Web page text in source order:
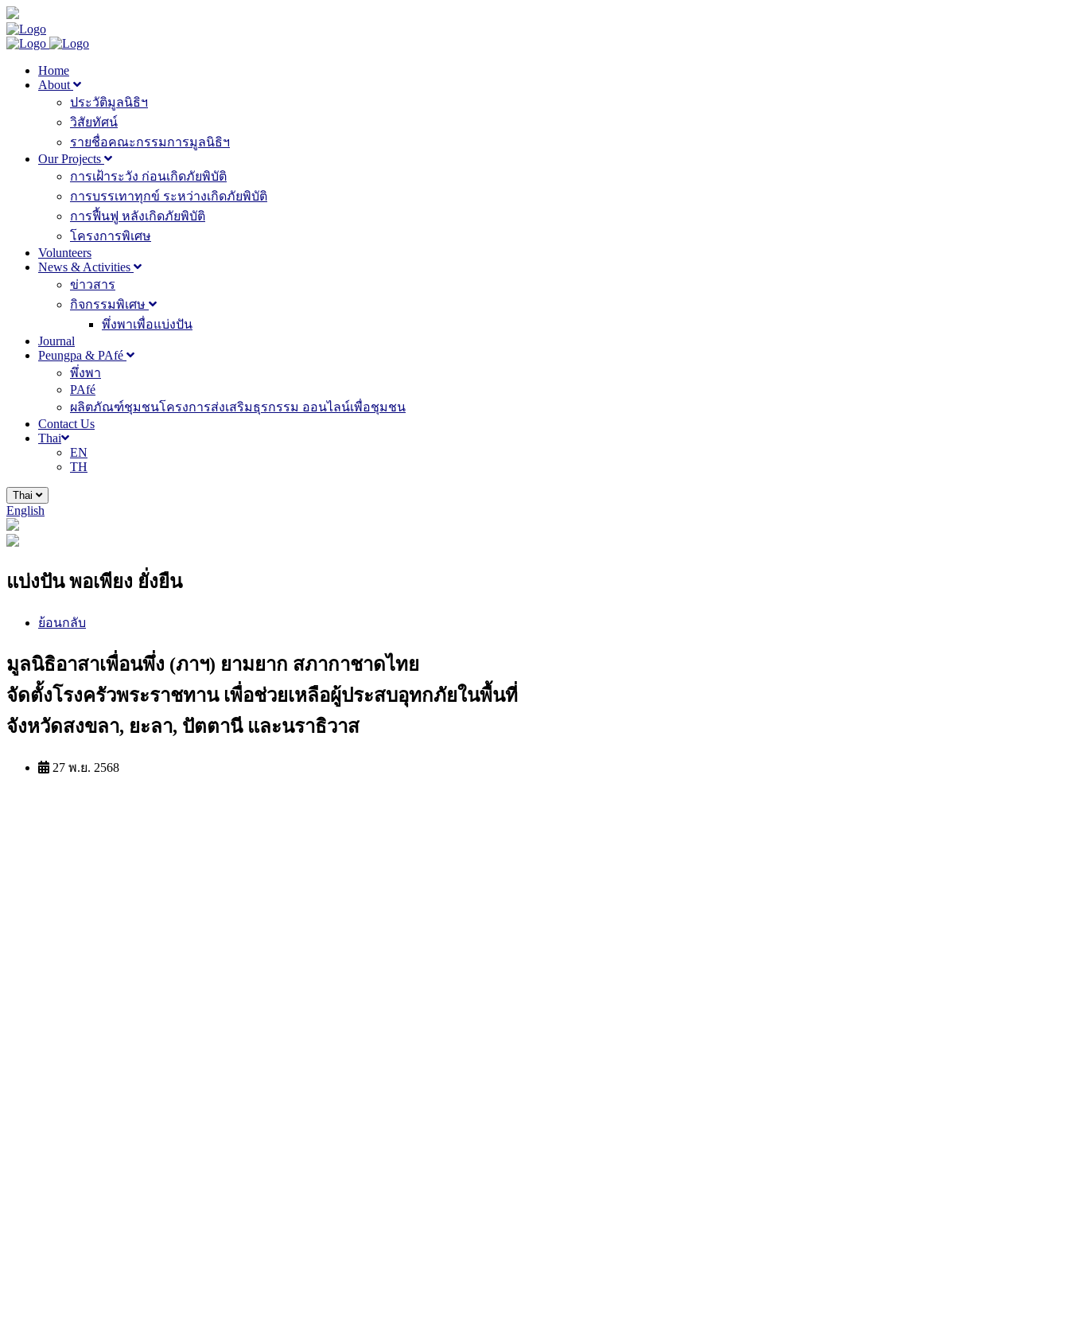
Home
About
ประวัติมูลนิธิฯ
วิสัยทัศน์
รายชื่อคณะกรรมการมูลนิธิฯ
Our Projects
การเฝ้าระวัง ก่อนเกิดภัยพิบัติ
การบรรเทาทุกข์ ระหว่างเกิดภัยพิบัติ
การฟื้นฟู หลังเกิดภัยพิบัติ
โครงการพิเศษ
Volunteers
News & Activities
ข่าวสาร
กิจกรรมพิเศษ
พึ่งพาเพื่อแบ่งปัน
Journal
Peungpa & PAfé
พึ่งพา
PAfé
ผลิตภัณฑ์ชุมชนโครงการส่งเสริมธุรกรรม ออนไลน์เพื่อชุมชน
Contact Us
Thai
EN
TH
Thai
English
แบ่งปัน พอเพียง ยั่งยืน
ย้อนกลับ
มูลนิธิอาสาเพื่อนพึ่ง (ภาฯ) ยามยาก สภากาชาดไทย
จัดตั้งโรงครัวพระราชทาน เพื่อช่วยเหลือผู้ประสบอุทกภัยในพื้นที่
จังหวัดสงขลา, ยะลา, ปัตตานี และนราธิวาส
27 พ.ย. 2568